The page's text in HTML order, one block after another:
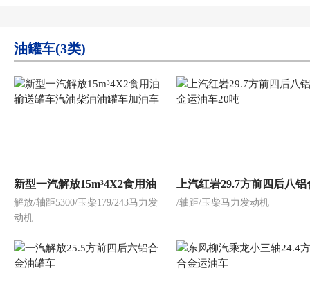
油罐车(3类)
新型一汽解放15m³4X2食用油
输送罐车汽油柴油油罐车加油
解放/轴距5300/玉柴179/243马力发
动机
上汽红岩29.7方前四后八铝
运油车20吨
/轴距/玉柴马力发动机